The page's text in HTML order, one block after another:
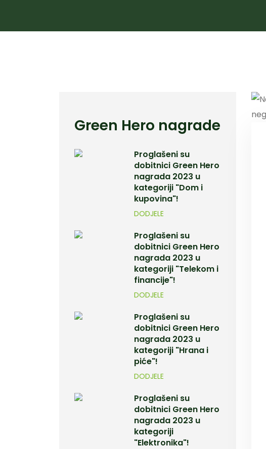
Green Hero nagrade
Proglašeni su
dobitnici Green Hero
nagrada 2023 u
kategoriji "Dom i
kupovina"!
DODJELE
Proglašeni su
dobitnici Green Hero
nagrada 2023 u
kategoriji "Telekom i
financije"!
DODJELE
Proglašeni su
dobitnici Green Hero
nagrada 2023 u
kategoriji "Hrana i
piće"!
DODJELE
Proglašeni su
dobitnici Green Hero
nagrada 2023 u
kategoriji
"Elektronika"!